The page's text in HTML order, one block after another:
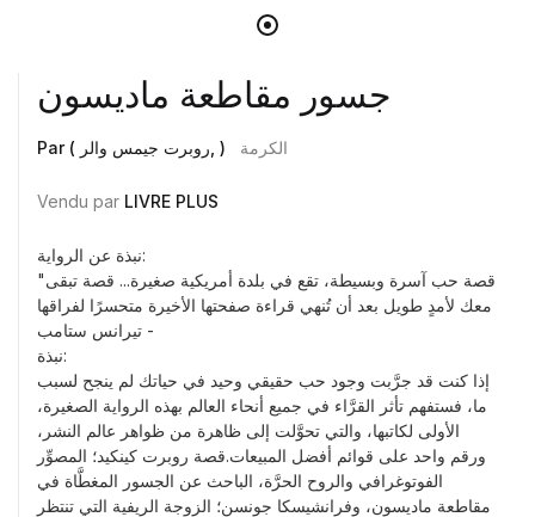
جسور مقاطعة ماديسون
Par ( روبرت جيمس والر, ) الكرمة
Vendu par LIVRE PLUS
نبذة عن الرواية:
"قصة حب آسرة وبسيطة، تقع في بلدة أمريكية صغيرة... قصة تبقى
معك لأمدٍ طويل بعد أن تُنهي قراءة صفحتها الأخيرة متحسرًا لفراقها
- تيرانس ستامب
نبذة:
إذا كنت قد جرَّبت وجود حب حقيقي وحيد في حياتك لم ينجح لسبب
ما، فستفهم تأثر القرَّاء في جميع أنحاء العالم بهذه الرواية الصغيرة،
الأولى لكاتبها، والتي تحوَّلت إلى ظاهرة من ظواهر عالم النشر،
ورقم واحد على قوائم أفضل المبيعات.قصة روبرت كينكيد؛ المصوِّر
الفوتوغرافي والروح الحرَّة، الباحث عن الجسور المغطَّاة في
مقاطعة ماديسون، وفرانشيسكا جونسن؛ الزوجة الريفية التي تنتظر